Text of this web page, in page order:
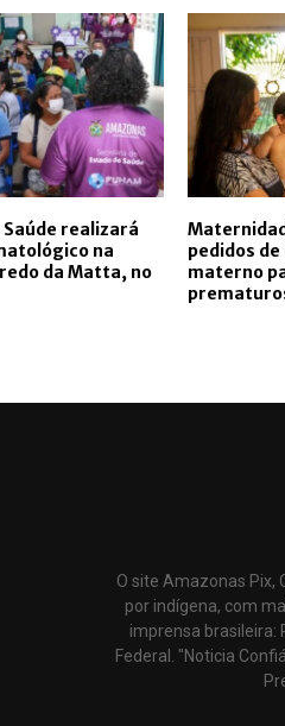
Saúde realizará
na
da Matta, no
pedidos
materno
O site Amazonas Pix,
por indígena, com
imprensa brasileira:
Federal. "Noticia